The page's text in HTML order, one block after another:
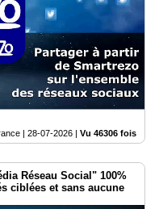
| 28-07-2026 | Vu 46306 fois
Réseau Social" 100%
ciblées et sans aucune